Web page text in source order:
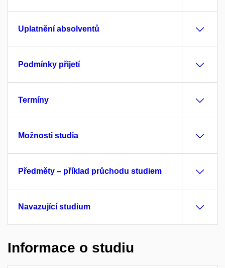
Uplatnění absolventů
Podmínky přijetí
Termíny
Možnosti studia
Předměty – příklad průchodu studiem
Navazující studium
Informace o studiu